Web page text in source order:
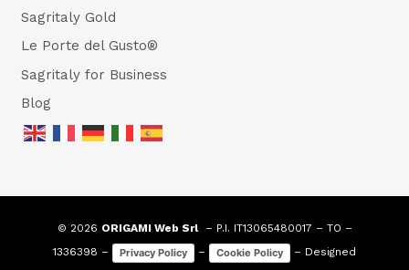
Sagritaly Gold
Le Porte del Gusto®
Sagritaly for Business
Blog
© 2026 ORIGAMI Web Srl– P.I. IT13065480017 – TO –
1336398 –
Privacy Policy – Cookie Policy
– Designed